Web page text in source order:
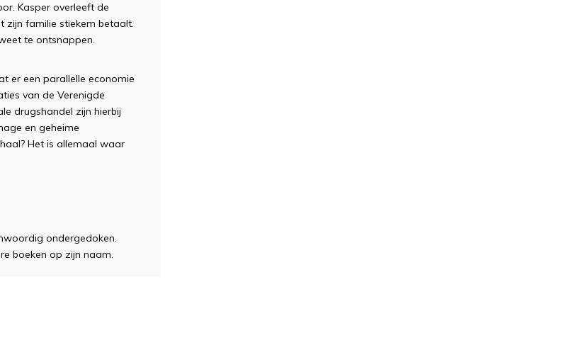
Kasper overleeft de
zijn familie stiekem betaalt.
te ontsnappen.
er een parallelle economie
van de Verenigde
drugshandel zijn hierbij
en geheime
Het is allemaal waar
ondergedoken.
boeken op zijn naam.